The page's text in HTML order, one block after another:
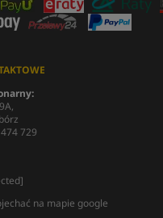
729
na mapie google